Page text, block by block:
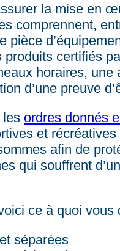
la mise en
comprennent,
pièce
certifiés
horaires,
d’une preuve
les ordres donnés
et
afin de
qui souffrent
ce à quoi vous
séparées